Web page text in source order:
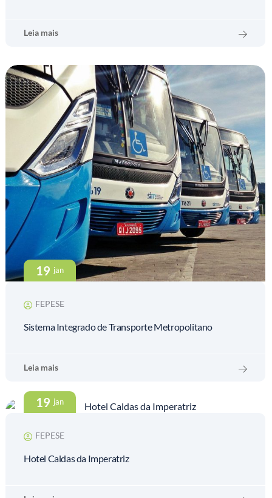
Leia mais
19 jan
FEPESE
Sistema Integrado de Transporte Metropolitano
Leia mais
19 jan
FEPESE
Hotel Caldas da Imperatriz